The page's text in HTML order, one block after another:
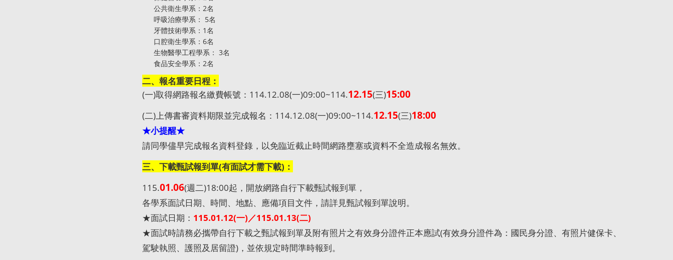
公共衛生學系：2名
呼吸治療學系： 5名
牙體技術學系：1名
口腔衛生學系：6名
生物醫學工程學系： 3名
食品安全學系：2名
二、報名重要日程：
(一)取得網路報名繳費帳號： 114.12.08(一)09:00~114.12.15(三)15:00
(二)上傳書審資料期限並完成報名： 114.12.08(一)09:00~114.12.15(三)18:00
★小提醒★
請同學儘早完成報名資料登錄，以免臨近截止時間網路壅塞或資料不全造成報名無效。
三、下載甄試報到單(有面試才需下載)：
115.01.06(週二)18:00起，開放網路自行下載甄試報到單，
各學系面試日期、時間、地點、應備項目文件，請詳見甄試報到單說明。
★面試日期： 115.01.12(一)／115.01.13(二)
★面試時請務必攜帶自行下載之甄試報到單及附有照片之有效身分證件正本應試(有效身分證件為：國民身分證、有照片健保卡、
駕駛執照、護照及居留證)，並依規定時間準時報到。